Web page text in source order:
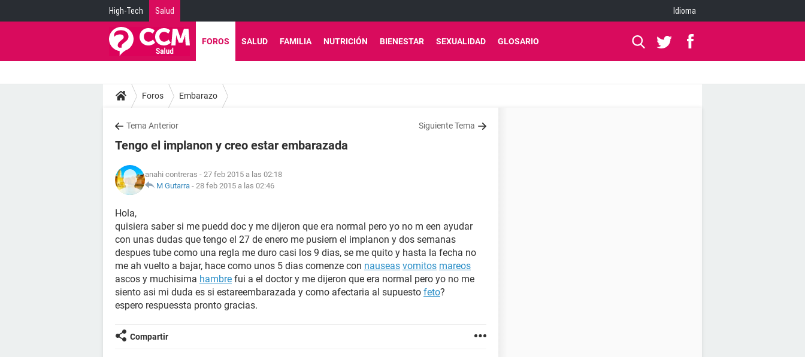
High-Tech Salud Idioma
FOROS SALUD FAMILIA NUTRICIÓN BIENESTAR SEXUALIDAD GLOSARIO
Foros Embarazo
Tema Anterior Siguiente Tema
Tengo el implanon y creo estar embarazada
anahi contreras - 27 feb 2015 a las 02:18
M Gutarra - 28 feb 2015 a las 02:46
Hola,
quisiera saber si me puedd doc y me dijeron que era normal pero yo no m een ayudar
con unas dudas que tengo el 27 de enero me pusiern el implanon y dos semanas
despues tube como una regla me duro casi los 9 dias, se me quito y hasta la fecha no
me ah vuelto a bajar, hace como unos 5 dias comenze con nauseas vomitos mareos
ascos y muchisima hambre fui a el doctor y me dijeron que era normal pero yo no me
siento asi mi duda es si estareembarazada y como afectaria al supuesto feto?
espero respuessta pronto gracias.
Compartir